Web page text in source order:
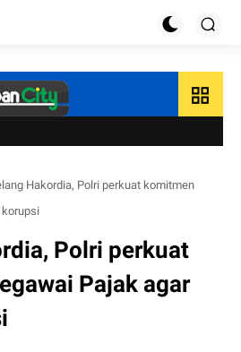
grid_view
Hakordia, Polri perkuat komitmen
korupsi
Polri perkuat
Pajak agar